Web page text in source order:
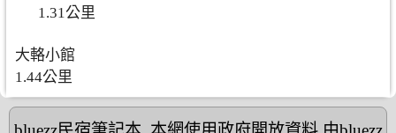
1.31公里
大輅小館
1.44公里